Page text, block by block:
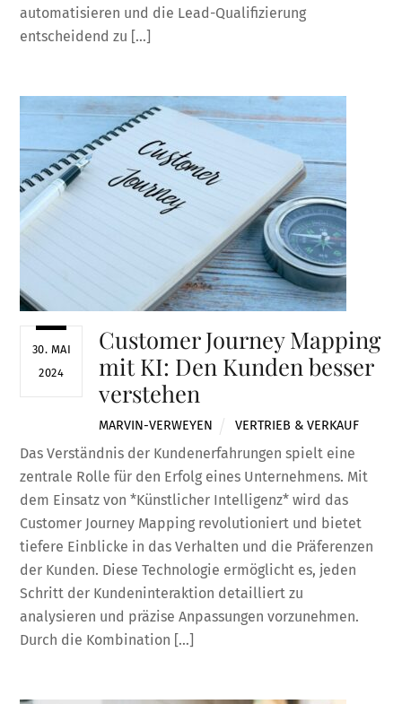
automatisieren und die Lead-Qualifizierung
entscheidend zu […]
30. MAI
2024
Customer Journey Mapping
mit KI: Den Kunden besser
verstehen
MARVIN-VERWEYEN VERTRIEB & VERKAUF
Das Verständnis der Kundenerfahrungen spielt eine
zentrale Rolle für den Erfolg eines Unternehmens. Mit
dem Einsatz von *Künstlicher Intelligenz* wird das
Customer Journey Mapping revolutioniert und bietet
tiefere Einblicke in das Verhalten und die Präferenzen
der Kunden. Diese Technologie ermöglicht es, jeden
Schritt der Kundeninteraktion detailliert zu
analysieren und präzise Anpassungen vorzunehmen.
Durch die Kombination […]